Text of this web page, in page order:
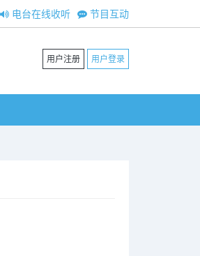
节目互动
电台在线收听
用户注册 用户登录